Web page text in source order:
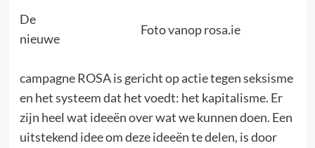
Foto vanop rosa.ie
De
nieuwe
campagne ROSA is gericht op actie tegen seksisme
en het systeem dat het voedt: het kapitalisme. Er
zijn heel wat ideeën over wat we kunnen doen. Een
uitstekend idee om deze ideeën te delen, is door